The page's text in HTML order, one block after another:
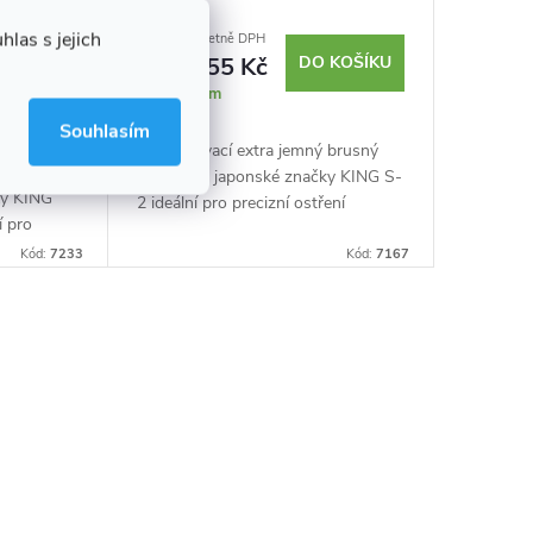
s jejich
Souhlasím
KING
pro
nožů,
Kód: 7233
1 299 Kč včetně DPH
1 073,55 Kč
Skladem
DO KOŠÍKU
Dokončovací extra jemný brusný
kámen od japonské značky KING S-
2 ideální pro precizní ostření
truhlářského náčiní s použitímKód: 7167